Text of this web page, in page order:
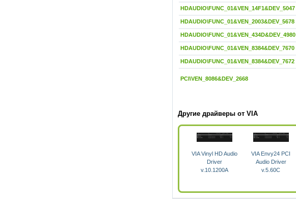
HDAUDIO\FUNC_01&VEN_14F1&DEV_5047
HDAUDIO\FUNC_01&VEN_2003&DEV_5678
HDAUDIO\FUNC_01&VEN_434D&DEV_4980
HDAUDIO\FUNC_01&VEN_8384&DEV_7670
HDAUDIO\FUNC_01&VEN_8384&DEV_7672
PCI\VEN_8086&DEV_2668
Другие драйверы от VIA
VIA Vinyl HD Audio
Driver
v.10.1200A
VIA Envy24 PCI
Audio Driver
v.5.60C